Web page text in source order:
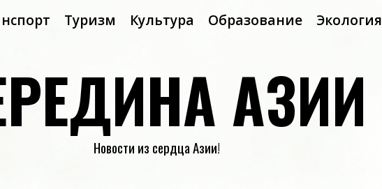
Туризм Культура Образование Экология
АЗИИ
Новости из сердца Азии!